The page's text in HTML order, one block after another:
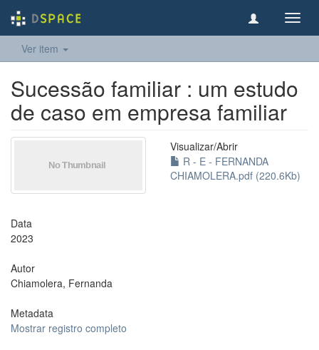
Ver item
Sucessão familiar : um estudo
de caso em empresa familiar
Visualizar/Abrir
R - E - FERNANDA
CHIAMOLERA.pdf (220.6Kb)
Data
2023
Autor
Chiamolera, Fernanda
Metadata
Mostrar registro completo